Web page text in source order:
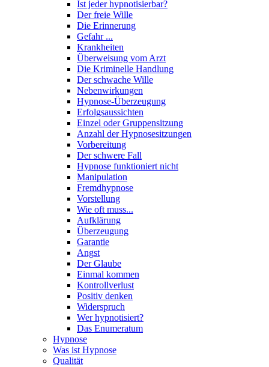
Ist jeder hypnotisierbar?
Der freie Wille
Die Erinnerung
Gefahr ...
Krankheiten
Überweisung vom Arzt
Die Kriminelle Handlung
Der schwache Wille
Nebenwirkungen
Hypnose-Überzeugung
Erfolgsaussichten
Einzel oder Gruppensitzung
Anzahl der Hypnosesitzungen
Vorbereitung
Der schwere Fall
Hypnose funktioniert nicht
Manipulation
Fremdhypnose
Vorstellung
Wie oft muss...
Aufklärung
Überzeugung
Garantie
Angst
Der Glaube
Einmal kommen
Kontrollverlust
Positiv denken
Widerspruch
Wer hypnotisiert?
Das Enumeratum
Hypnose
Was ist Hypnose
Qualität